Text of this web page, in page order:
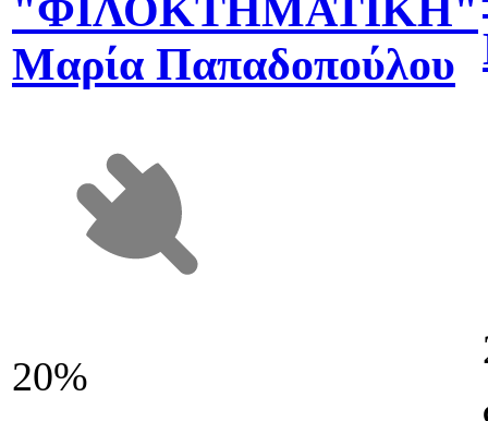
"ΦΙΛΟΚΤΗΜΑΤΙΚΗ"
Μαρία Παπαδοπούλου
20%